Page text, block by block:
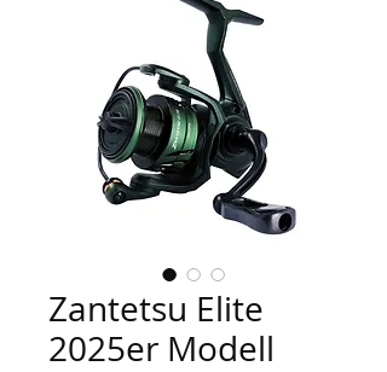
Zantetsu Elite
2025er Modell